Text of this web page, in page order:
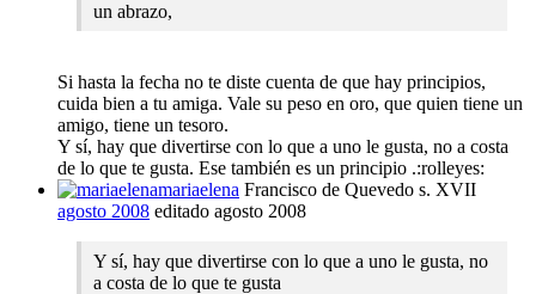
un abrazo,
Si hasta la fecha no te diste cuenta de que hay principios,
cuida bien a tu amiga. Vale su peso en oro, que quien tiene un
amigo, tiene un tesoro.
Y sí, hay que divertirse con lo que a uno le gusta, no a costa
de lo que te gusta. Ese también es un principio .:rolleyes:
mariaelena Francisco de Quevedo s. XVII
agosto 2008 editado agosto 2008
Y sí, hay que divertirse con lo que a uno le gusta, no
a costa de lo que te gusta